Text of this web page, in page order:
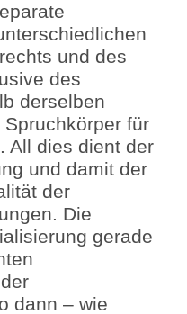
und des
des
derselben
für
All dies dient der
und damit der
der
Die
gerade
dann – wie